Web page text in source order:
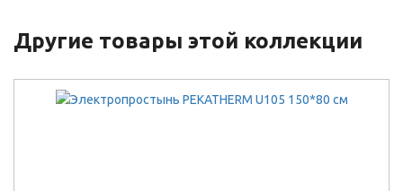
Другие товары этой коллекции